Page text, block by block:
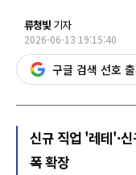
류청빛 기자
2026-06-13 19:15:40
구글 검색 선호
신규 직업 '레테'·
폭 확장